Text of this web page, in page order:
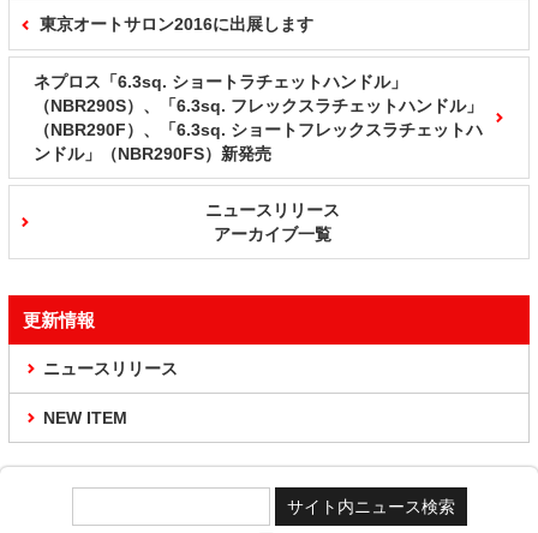
東京オートサロン2016に出展します
ニュースリリース
アーカイブ一覧
ネプロス「6.3sq. ショートラチェットハンドル」
（NBR290S）、「6.3sq. フレックスラチェットハンドル」
（NBR290F）、「6.3sq. ショートフレックスラチェットハ
ンドル」（NBR290FS）新発売
更新情報
ニュースリリース
NEW ITEM